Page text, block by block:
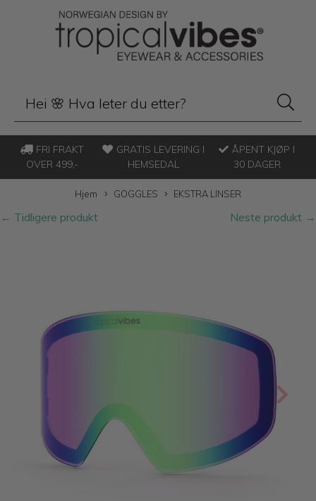
FRI FRAKT
OVER 499,-
GRATIS LEVERING I
HEMSEDAL
ÅPENT KJØP I
30 DAGER
Hjem GOGGLES EKSTRA LINSER
Neste produkt →
← Tidligere produkt